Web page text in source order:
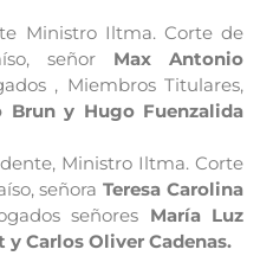
Ministro Iltma. Corte de
señor Max Antonio
, Miembros Titulares,
Brun y Hugo Fuenzalida
Ministro Iltma. Corte
señoraTeresa Carolina
señores María Luz
Carlos Oliver Cadenas.